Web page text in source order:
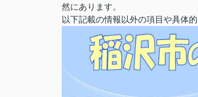
然にあります。
以下記載の情報以外の項目や具体